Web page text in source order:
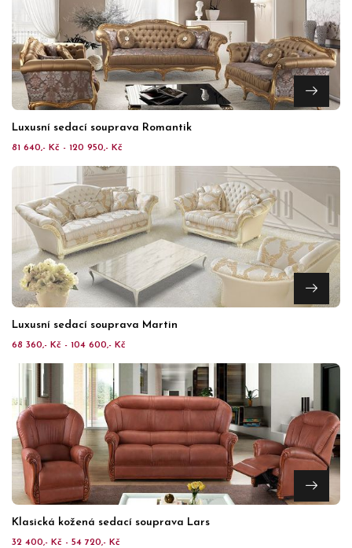
Luxusní sedací souprava Romantik
81 640,- Kč - 120 950,- Kč
Luxusní sedací souprava Martin
68 360,- Kč - 104 600,- Kč
Klasická kožená sedací souprava Lars
32 400,- Kč - 54 720,- Kč